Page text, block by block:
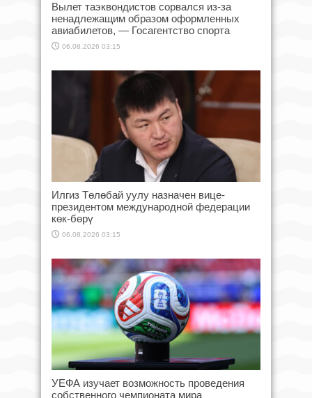
Вылет таэквондистов сорвался из-за
ненадлежащим образом оформленных
авиабилетов, — Госагентство спорта
06.08.2026 03:15
Илгиз Төлөбай уулу назначен вице-
президентом международной федерации
көк-бөрү
06.08.2026 03:15
УЕФА изучает возможность проведения
собственного чемпионата мира